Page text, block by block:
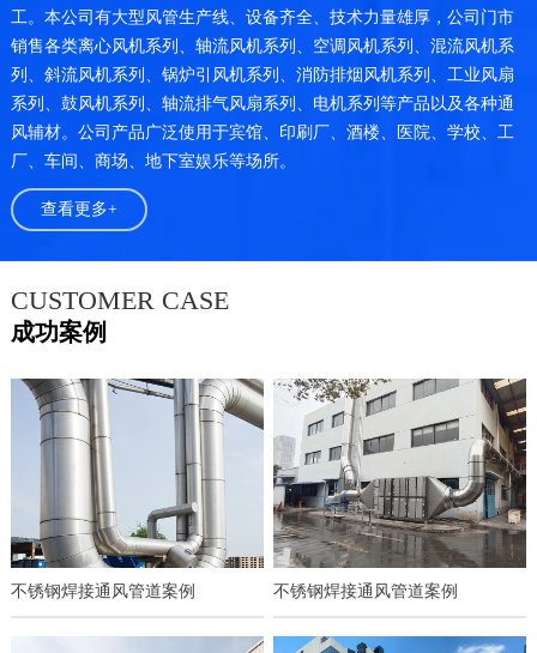
工。本公司有大型风管生产线、设备齐全、技术力量雄厚，公司门市
销售各类离心风机系列、轴流风机系列、空调风机系列、混流风机系
列、斜流风机系列、锅炉引风机系列、消防排烟风机系列、工业风扇
系列、鼓风机系列、轴流排气风扇系列、电机系列等产品以及各种通
风辅材。公司产品广泛使用于宾馆、印刷厂、酒楼、医院、学校、工
厂、车间、商场、地下室娱乐等场所。
查看更多+
CUSTOMER CASE
成功案例
不锈钢焊接通风管道案例 不锈钢焊接通风管道案例